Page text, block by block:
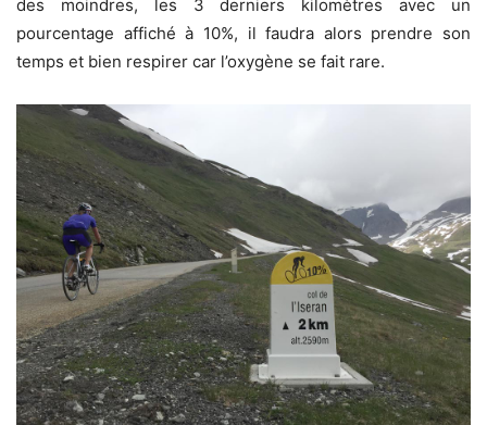
des moindres, les 3 derniers kilomètres avec un
pourcentage affiché à 10%, il faudra alors prendre son
temps et bien respirer car l’oxygène se fait rare.